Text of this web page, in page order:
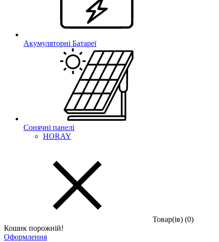
Акумуляторні Батареї
Сонячні панелі
HORAY
Товар(iв) (0)
Кошик порожній!
Оформлення